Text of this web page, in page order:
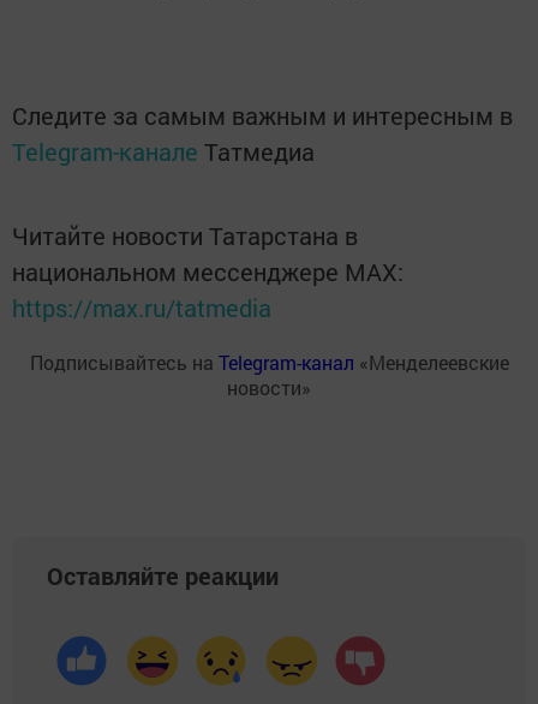
Следите за самым важным и интересным в
Telegram-канале Татмедиа
Читайте новости Татарстана в
национальном мессенджере MАХ:
https://max.ru/tatmedia
Подписывайтесь на Telegram-канал «Менделеевские
новости»
Оставляйте реакции